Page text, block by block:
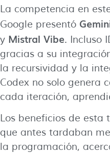
La competencia en
Google presentó
y Mistral Vibe. Incluso
gracias a su
la recursividad y la
Codex no solo genera
cada iteración,
Los beneficios de esta
que antes tardaban
la programación,